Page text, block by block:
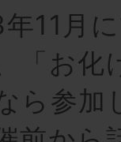
11月
「お化
ら参加